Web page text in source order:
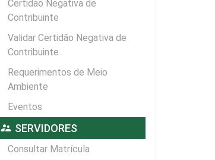
Certidão Negativa de
Contribuinte
Validar Certidão Negativa de
Contribuinte
Requerimentos de Meio
Ambiente
Eventos
supervisor_account SERVIDORES
Consultar Matrícula